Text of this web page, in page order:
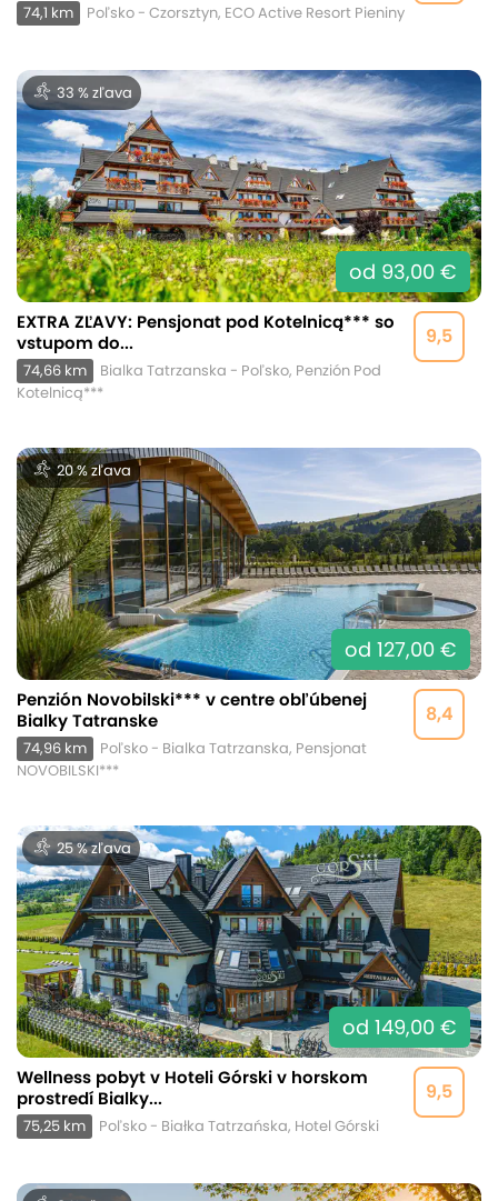
74,1 km Poľsko - Czorsztyn, ECO Active Resort Pieniny
33 % zľava
od 93,00 €
9,5
EXTRA ZĽAVY: Pensjonat pod Kotelnicą*** so
vstupom do...
74,66 km
Bialka Tatrzanska - Poľsko, Penzión Pod
Kotelnicą***
20 % zľava
od 127,00 €
8,4
Penzión Novobilski*** v centre obľúbenej
Bialky Tatranske
74,96 km
Poľsko - Bialka Tatrzanska, Pensjonat
NOVOBILSKI***
25 % zľava
od 149,00 €
9,5
Wellness pobyt v Hoteli Górski v horskom
prostredí Bialky...
75,25 km Poľsko - Białka Tatrzańska, Hotel Górski